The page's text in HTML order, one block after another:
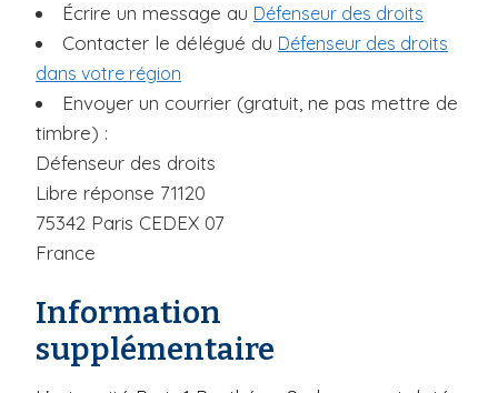
Écrire un message au Défenseur des droits
Contacter le délégué du Défenseur des droits
dans votre région
Envoyer un courrier (gratuit, ne pas mettre de
timbre) :
Défenseur des droits
Libre réponse 71120
75342 Paris CEDEX 07
France
Information
supplémentaire